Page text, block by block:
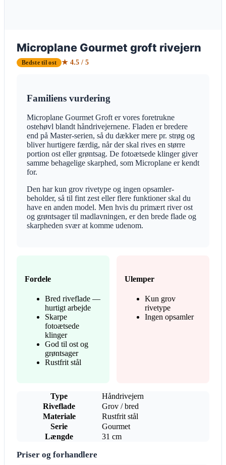
Microplane Gourmet groft rivejern
Bedste til ost ★ 4.5 / 5
Familiens vurdering
Microplane Gourmet Groft er vores foretrukne
ostehøvl blandt håndrivejernene. Fladen er bredere
end på Master-serien, så du dækker mere pr. strøg og
bliver hurtigere færdig, når der skal rives en større
portion ost eller grøntsag. De fotoætsede klinger giver
samme behagelige skarphed, som Microplane er kendt
for.
Den har kun grov rivetype og ingen opsamler-
beholder, så til fint zest eller flere funktioner skal du
have en anden model. Men hvis du primært river ost
og grøntsager til madlavningen, er den brede flade og
skarpheden svær at komme udenom.
Fordele
Bred riveflade —
hurtigt arbejde
Skarpe
fotoætsede
klinger
God til ost og
grøntsager
Rustfrit stål
Ulemper
Kun grov
rivetype
Ingen opsamler
Type
Håndrivejern
Riveflade
Grov / bred
Materiale
Rustfrit stål
Serie
Gourmet
Længde
31 cm
Priser og forhandlere